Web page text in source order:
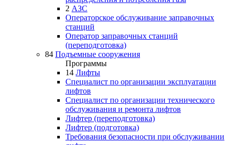
2 АЗС
Операторское обслуживание заправочных
станций
Оператор заправочных станций
(переподготовка)
84 Подъемные сооружения
Программы
14 Лифты
Специалист по организации эксплуатации
лифтов
Специалист по организации технического
обслуживания и ремонта лифтов
Лифтер (переподготовка)
Лифтер (подготовка)
Требования безопасности при обслуживании